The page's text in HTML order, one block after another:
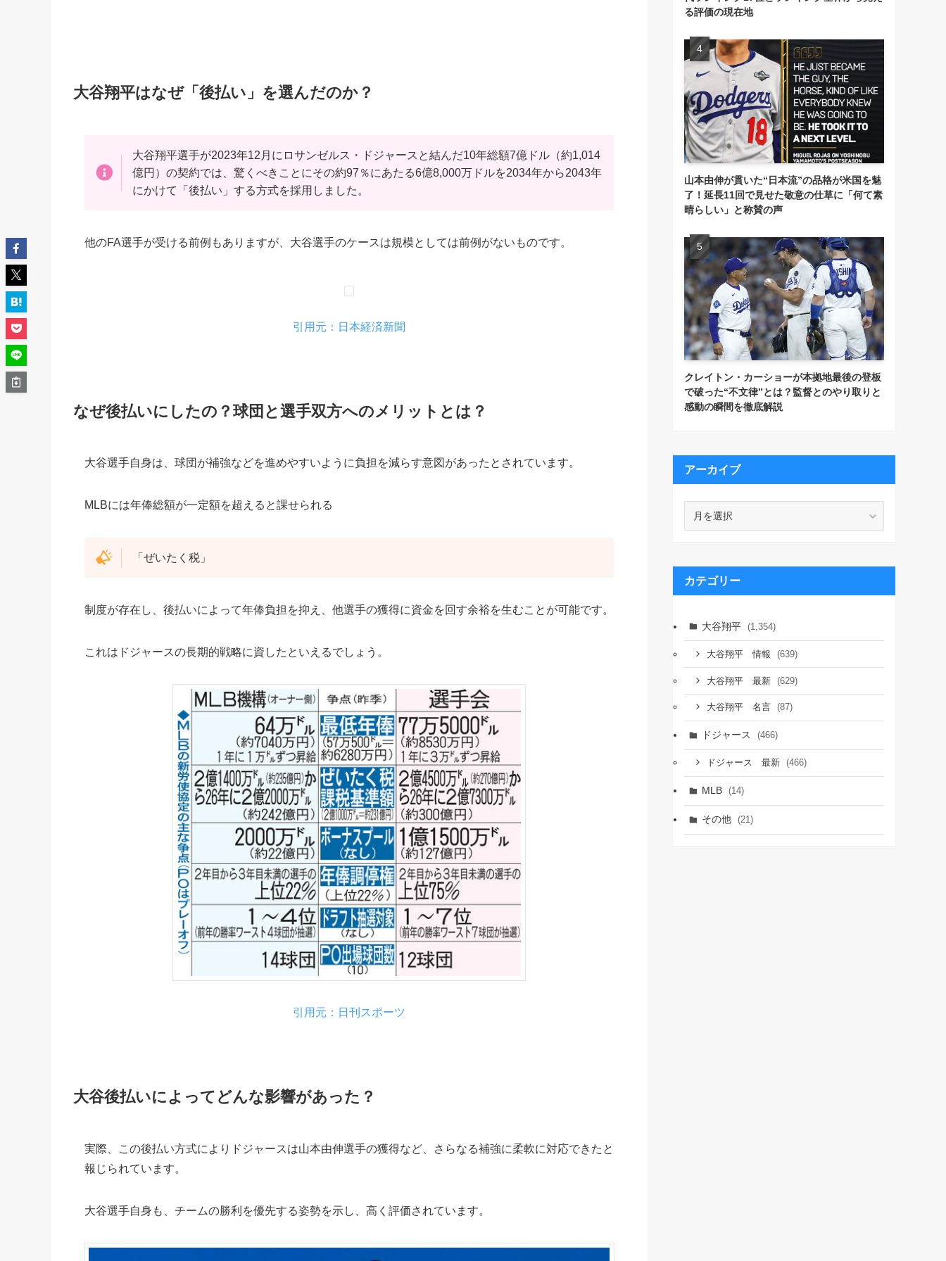
大谷翔平はなぜ「後払い」を選んだのか？
大谷翔平選手が2023年12月にロサンゼルス・ドジャースと結んだ10年総額7億ドル（約1,014
億円）の契約では、驚くべきことにその約97％にあたる6億8,000万ドルを2034年から2043年
にかけて「後払い」する方式を採用しました。
他のFA選手が受ける前例もありますが、大谷選手のケースは規模としては前例がないものです。
引用元：日本経済新聞
なぜ後払いにしたの？球団と選手双方へのメリットとは？
大谷選手自身は、球団が補強などを進めやすいように負担を減らす意図があったとされています。
MLBには年俸総額が一定額を超えると課せられる
「ぜいたく税」
制度が存在し、後払いによって年俸負担を抑え、他選手の獲得に資金を回す余裕を生むことが可能です。
これはドジャースの長期的戦略に資したといえるでしょう。
引用元：日刊スポーツ
大谷後払いによってどんな影響があった？
実際、この後払い方式によりドジャースは山本由伸選手の獲得など、さらなる補強に柔軟に対応できたと
報じられています。
大谷選手自身も、チームの勝利を優先する姿勢を示し、高く評価されています。
る評価の現在地
山本由伸が貫いた“日本流”の品格が米国を魅
了！延長11回で見せた敬意の仕草に「何て素
晴らしい」と称賛の声
クレイトン・カーショーが本拠地最後の登板
で破った“不文律”とは？監督とのやり取りと
感動の瞬間を徹底解説
アーカイブ
ブ
カテゴリー
大谷翔平 (1,354)
大谷翔平 情報 (639)
大谷翔平 最新 (629)
大谷翔平 名言 (87)
ドジャース (466)
ドジャース 最新 (466)
MLB (14)
その他 (21)